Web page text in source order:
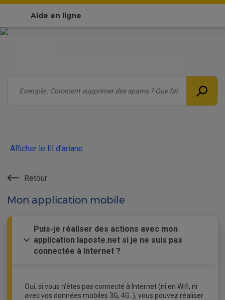
Aide en ligne
Afficher le fil d'ariane
Retour
Mon application mobile
Puis-je réaliser des actions avec mon
application laposte.net si je ne suis pas
connectée à Internet ?
Oui, si vous n’êtes pas connecté à Internet (ni en Wifi, ni
avec vos données mobiles 3G, 4G..), vous pouvez réaliser